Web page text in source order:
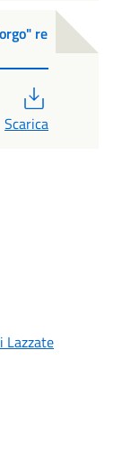
re
Scarica
Lazzate